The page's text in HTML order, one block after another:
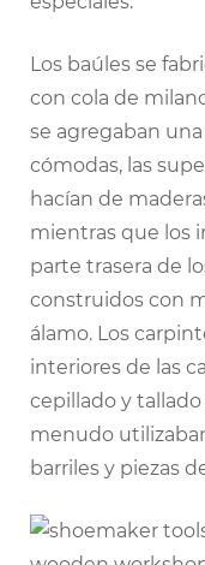
Los baúles se
con cola de
se agregaban
cómodas, las
hacían de
mientras que los
parte trasera de
construidos con
álamo. Los
interiores de las
cepillado y
menudo
barriles y piezas